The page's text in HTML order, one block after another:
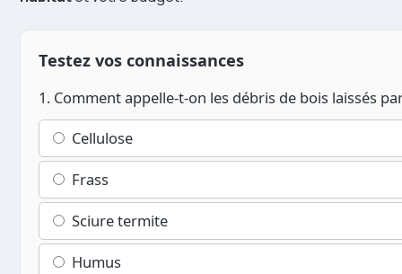
Testez vos connaissances
1. Comment appelle-t-on les débris de bois laissés
Cellulose
Frass
Sciure termite
Humus